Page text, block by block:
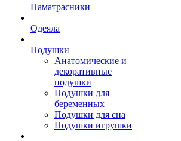
Наматрасники
Одеяла
Подушки
Анатомические и
декоративные
подушки
Подушки для
беременных
Подушки для сна
Подушки игрушки